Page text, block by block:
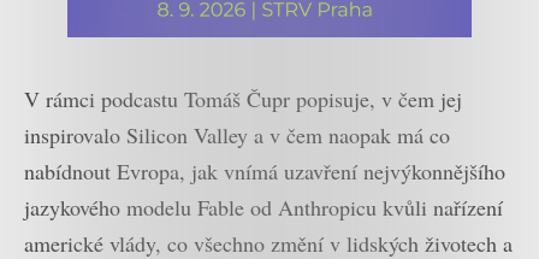
V rámci podcastu Tomáš Čupr popisuje, v čem jej
inspirovalo Silicon Valley a v čem naopak má co
nabídnout Evropa, jak vnímá uzavření nejvýkonnějšího
jazykového modelu Fable od Anthropicu kvůli nařízení
americké vlády, co všechno změní v lidských životech a